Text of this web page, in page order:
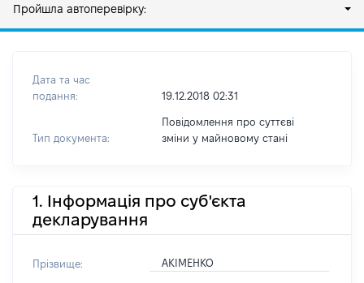
Пройшла автоперевірку:
Дата та час
подання:
19.12.2018 02:31
Тип документа:
Повідомлення про суттєві
зміни y майновому стані
1. Інформація про суб'єкта
декларування
Прізвище: АКІМЕНКО